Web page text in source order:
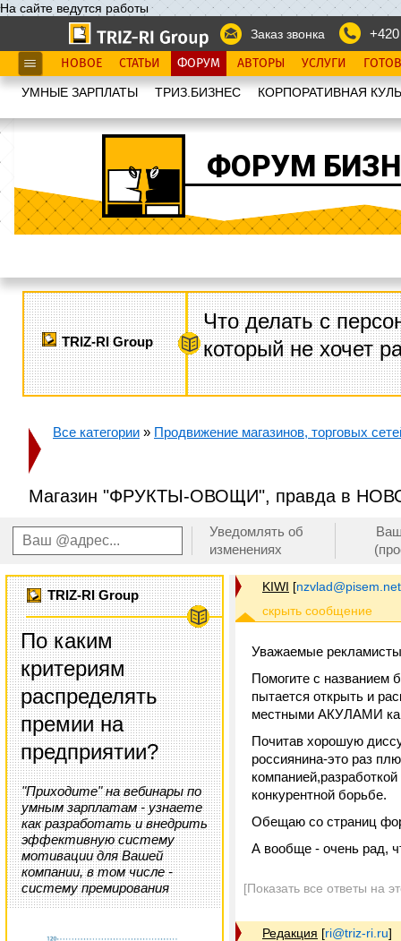
На сайте ведутся работы
Заказ звонка
НОВОЕ СТАТЬИ ФОРУМ АВТОРЫ УСЛУГИ
УМНЫЕ ЗАРПЛАТЫ ТРИЗ.БИЗНЕС КОРПОРАТИВНАЯ
ФОРУМ
TRIZ-RI Group
Что делать с
который не хочет
Все категории » Продвижение магазинов, торговых
Магазин "ФРУКТЫ-ОВОЩИ", правда в
Уведомлять об
изменениях
TRIZ-RI Group
По каким
критериям
распределять
премии на
предприятии?
"Приходите" на вебинары по
умным зарплатам - узнаете
как разработать и внедрить
эффективную систему
мотивации для Вашей
компании, в том числе -
систему премирования
KIWI [nzvlad@pisem.net
Уважаемые
Помогите с названием
пытается открыть и
местными АКУЛАМИ
Почитав хорошую
россиянина-это раз
конкурентной борьбе.
Обещаю со страниц
А вообще - очень рад,
[Показать все ответы на
Редакция [ri@triz-ri.ru]